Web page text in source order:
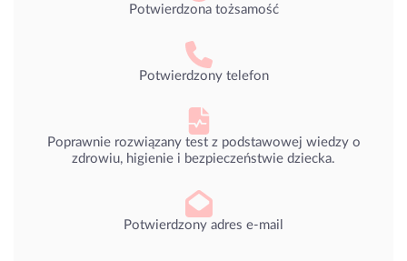
Potwierdzona tożsamość
Potwierdzony telefon
Poprawnie rozwiązany test z podstawowej wiedzy o
zdrowiu, higienie i bezpieczeństwie dziecka.
Potwierdzony adres e-mail